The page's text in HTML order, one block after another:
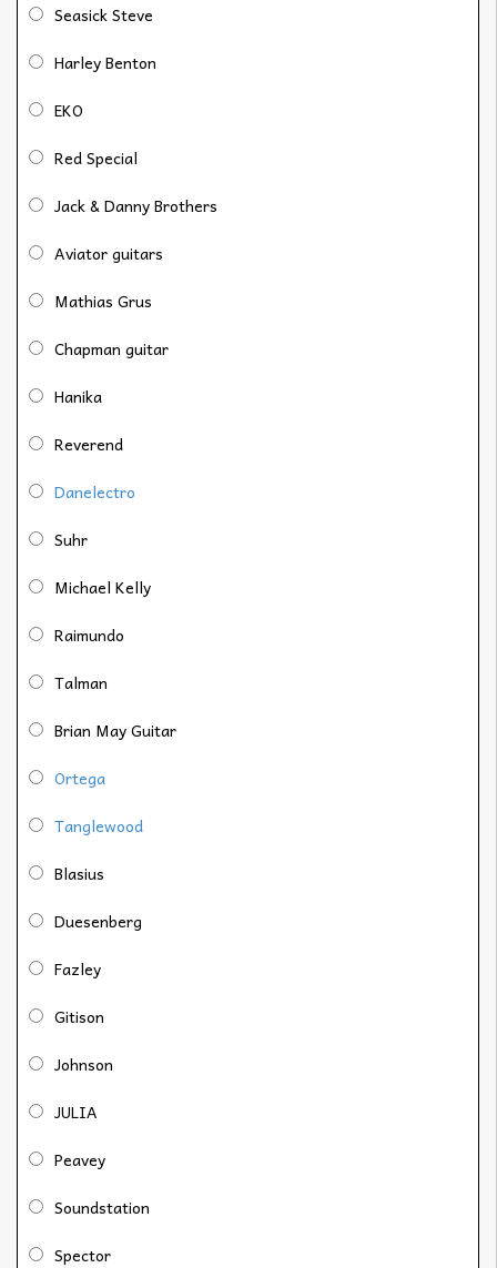
Seasick Steve
Harley Benton
EKO
Red Special
Jack & Danny Brothers
Aviator guitars
Mathias Grus
Chapman guitar
Hanika
Reverend
Danelectro
Suhr
Michael Kelly
Raimundo
Talman
Brian May Guitar
Ortega
Tanglewood
Blasius
Duesenberg
Fazley
Gitison
Johnson
JULIA
Peavey
Soundstation
Spector